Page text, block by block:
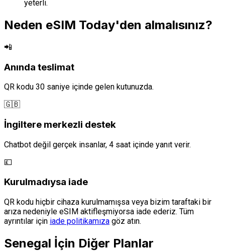
yeterli.
Neden eSIM Today'den almalısınız?
📲
Anında teslimat
QR kodu 30 saniye içinde gelen kutunuzda.
🇬🇧
İngiltere merkezli destek
Chatbot değil gerçek insanlar, 4 saat içinde yanıt verir.
💷
Kurulmadıysa iade
QR kodu hiçbir cihaza kurulmamışsa veya bizim taraftaki bir
arıza nedeniyle eSIM aktifleşmiyorsa iade ederiz. Tüm
ayrıntılar için iade politikamıza göz atın.
Senegal İçin Diğer Planlar